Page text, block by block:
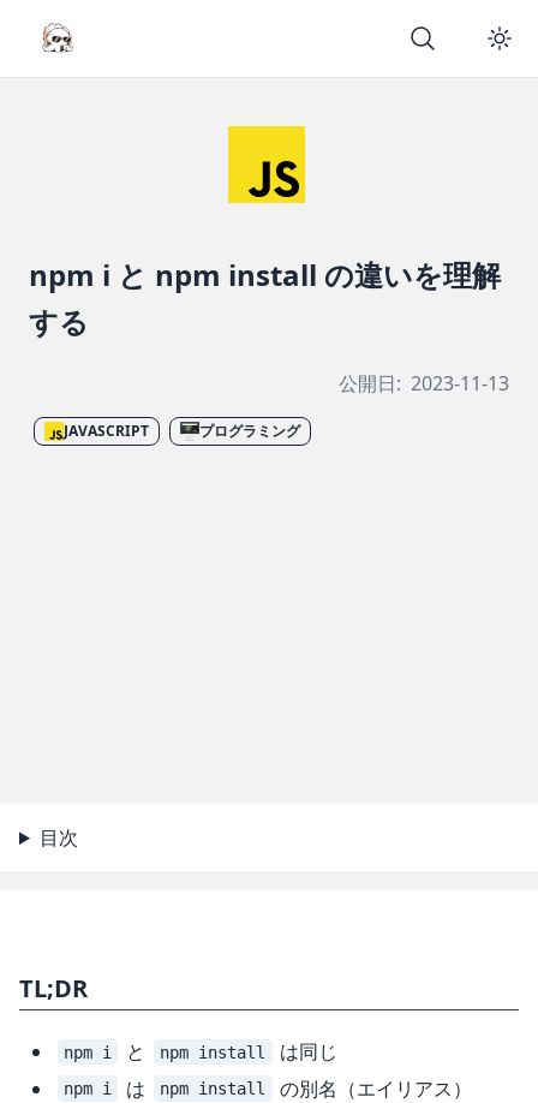
npm i と npm install の違いを理解
する
公開日: 2023-11-13
JAVASCRIPT プログラミング
目次
TL;DR
npm i と npm install は同じ
npm i は npm install の別名（エイリアス）